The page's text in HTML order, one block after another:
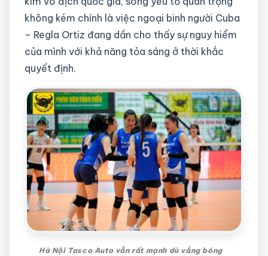
không kém chính là việc ngoại binh người Cuba
– Regla Ortiz đang dần cho thấy sự nguy hiểm
của mình với khả năng tỏa sáng ở thời khắc
quyết định.
Hà Nội Tasco Auto vẫn rất mạnh dù vắng bóng